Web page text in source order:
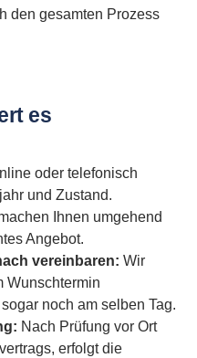
den gesamten Prozess
es
oder telefonisch
und Zustand.
Ihnen umgehend
Angebot.
vereinbaren: Wir
Wunschtermin
noch am selben Tag.
Nach Prüfung vor Ort
erfolgt die